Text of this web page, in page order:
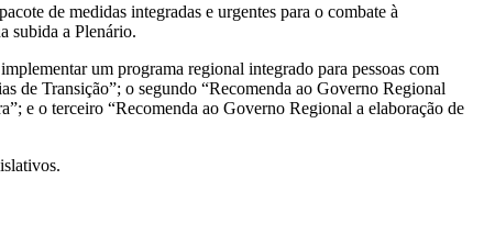
de medidas integradas e urgentes para o combate à
subida a Plenário.
um programa regional integrado para pessoas com
de Transição”; o segundo “Recomenda ao Governo Regional
e o terceiro “Recomenda ao Governo Regional a elaboração de